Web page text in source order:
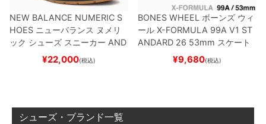
NEW BALANCE NUMERIC S
HOES ニューバランス ヌメリ
ック シューズ スニーカー AND
REW REYNOLDS 933
BROWN/BLACK
スケート
¥22,000(税込)
BONES WHEEL ボーンズ ウィ
ール X-FORMULA 99A V1 ST
ANDARD 26 53mm スケート
ボード スケボー
¥9,680(税込)
シューズ・ブランド一覧